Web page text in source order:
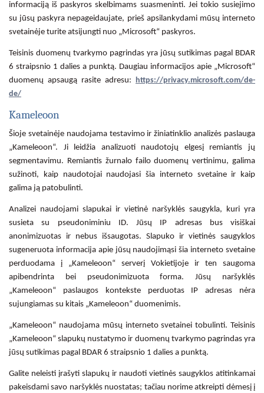
informaciją iš paskyros skelbimams suasmeninti. Jei tokio susiejimo
su jūsų paskyra nepageidaujate, prieš apsilankydami mūsų interneto
svetainėje turite atsijungti nuo „Microsoft“ paskyros.
Teisinis duomenų tvarkymo pagrindas yra jūsų sutikimas pagal BDAR
6 straipsnio 1 dalies a punktą. Daugiau informacijos apie „Microsoft“
duomenų apsaugą rasite adresu: https://privacy.microsoft.com/de-
de/
Kameleoon
Šioje svetainėje naudojama testavimo ir žiniatinklio analizės paslauga
„Kameleoon“. Ji leidžia analizuoti naudotojų elgesį remiantis jų
segmentavimu. Remiantis žurnalo failo duomenų vertinimu, galima
sužinoti, kaip naudotojai naudojasi šia interneto svetaine ir kaip
galima ją patobulinti.
Analizei naudojami slapukai ir vietinė naršyklės saugykla, kuri yra
susieta su pseudoniminiu ID. Jūsų IP adresas bus visiškai
anonimizuotas ir nebus išsaugotas. Slapuko ir vietinės saugyklos
sugeneruota informacija apie jūsų naudojimąsi šia interneto svetaine
perduodama į „Kameleoon“ serverį Vokietijoje ir ten saugoma
apibendrinta bei pseudonimizuota forma. Jūsų naršyklės
„Kameleoon“ paslaugos kontekste perduotas IP adresas nėra
sujungiamas su kitais „Kameleoon“ duomenimis.
„Kameleoon“ naudojama mūsų interneto svetainei tobulinti. Teisinis
„Kameleoon“ slapukų nustatymo ir duomenų tvarkymo pagrindas yra
jūsų sutikimas pagal BDAR 6 straipsnio 1 dalies a punktą.
Galite neleisti įrašyti slapukų ir naudoti vietinės saugyklos atitinkamai
pakeisdami savo naršyklės nuostatas; tačiau norime atkreipti dėmesį į